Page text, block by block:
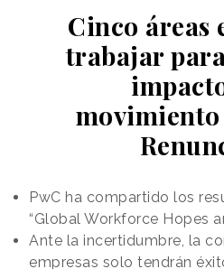
Cinco áreas
trabajar
PwC ha compartido los
“Global Workforce Hopes
Ante la incertidumbre, la
empresas solo tendrán